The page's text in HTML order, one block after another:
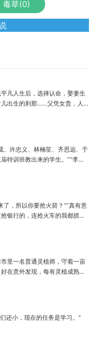
毒草(0)
凡人生后，选择认命，娶妻生
出生的刹那……父凭女贵，人
，你获得道果【仙工】女儿
儿三岁，活泼机灵，获得道果
岁…………李澈发现，女儿每长
果，加持己身。从此以后，李
一岁一道果，默默守长生。为
、许忠义、林楠笙、齐思远、于
特训班教出来的学生。”“李维
。”“日本人那边，一直找的‘妇
号，就是他们一直在找的‘喀秋
了，所以你要抢火箭？”“真有意
银行的，连抢火车的我都抓
你怎么想的？就算你真把火箭
次了。”“还有，你们真得快
”男人呵呵一笑。“你很忙
我得去毁灭下一个世界了。”
里一名普通灵植师，守着一亩
在意外发现，每有灵植成熟，
剑草一株，获得剑丸一枚。收
安分守住自家灵田，坐看修
么切磋斗法，秘境探索，寻仙
”“我只想安安静静的种田。”
还小，现在的任务是学习。”